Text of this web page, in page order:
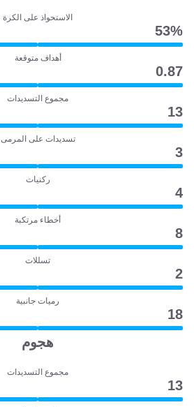
الاستحواذ على الكرة
53‎%‎
أهداف متوقعة
0.87
مجموع التسديدات
13
تسديدات على المرمى
3
ركنيات
4
أخطاء مرتكبة
8
تسللات
2
رميات جانبية
18
هجوم
مجموع التسديدات
13